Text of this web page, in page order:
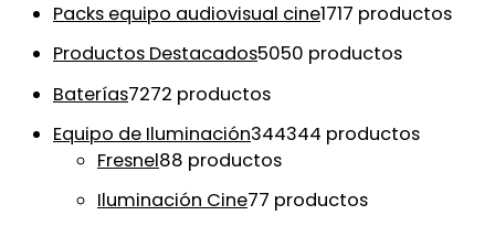
Packs equipo audiovisual cine1717 productos
Productos Destacados5050 productos
Baterías7272 productos
Equipo de Iluminación344344 productos
Fresnel88 productos
Iluminación Cine77 productos